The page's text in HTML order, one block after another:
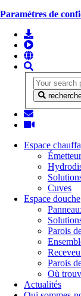
Paramètres de
Espace
Cuves
Espace douche
Parois
Parois
Où
Actualités